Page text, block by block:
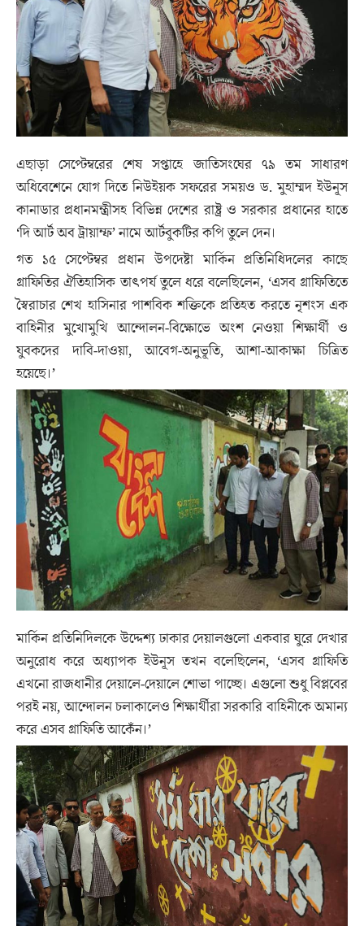
এছাড়া সেপ্টেম্বরের শেষ সপ্তাহে জাতিসংঘের ৭৯ তম সাধারণ
অধিবেশেনে যোগ দিতে নিউইয়ক সফরের সময়ও ড. মুহাম্মদ ইউনূস
কানাডার প্রধানমন্ত্রীসহ বিভিন্ন দেশের রাষ্ট্র ও সরকার প্রধানের হাতে
‘দি আর্ট অব ট্রায়াম্ফ’ নামে আর্টবুকটির কপি তুলে দেন।
গত ১৫ সেপ্টেম্বর প্রধান উপদেষ্টা মার্কিন প্রতিনিধিদলের কাছে
গ্রাফিতির ঐতিহাসিক তাৎপর্য তুলে ধরে বলেছিলেন, ‘এসব গ্রাফিতিতে
স্বৈরাচার শেখ হাসিনার পাশবিক শক্তিকে প্রতিহত করতে নৃশংস এক
বাহিনীর মুখোমুখি আন্দোলন-বিক্ষোভে অংশ নেওয়া শিক্ষার্থী ও
যুবকদের দাবি-দাওয়া, আবেগ-অনুভূতি, আশা-আকাক্ষা চিত্রিত
হয়েছে।’
মার্কিন প্রতিনিদিলকে উদ্দেশ্য ঢাকার দেয়ালগুলো একবার ঘুরে দেখার
অনুরোধ করে অধ্যাপক ইউনূস তখন বলেছিলেন, ‘এসব গ্রাফিতি
এখনো রাজধানীর দেয়ালে-দেয়ালে শোভা পাচ্ছে। এগুলো শুধু বিপ্লবের
পরই নয়, আন্দোলন চলাকালেও শিক্ষার্থীরা সরকারি বাহিনীকে অমান্য
করে এসব গ্রাফিতি আকেঁন।’